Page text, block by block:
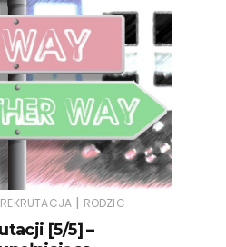
REKRUTACJA | RODZIC
[5/5] –